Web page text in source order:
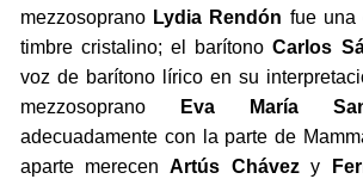
mezzosoprano Lydia Rendón fue una
timbre cristalino; el barítonoCarlos
voz de barítono lírico en su
mezzosoprano
Eva María
adecuadamente con la parte de
aparte merecenArtús Chávezy